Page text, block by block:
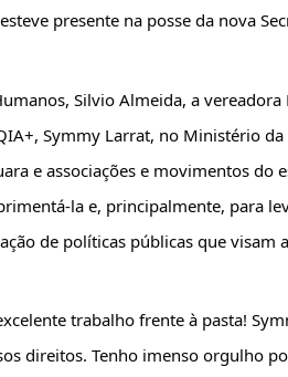
presente na posse da nova
Silvio Almeida, a vereadora
Symmy Larrat, no Ministério da
e associações e movimentos do
la e, principalmente, para
de políticas públicas que visam
trabalho frente à pasta!
direitos. Tenho imenso orgulho